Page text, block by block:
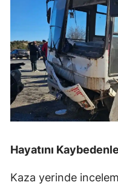
Hayatını
Kaza yerinde